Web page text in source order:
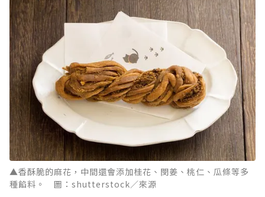
▲香酥脆的麻花，中間還會添加桂花、閔姜、桃仁、瓜條等多
種餡料。 圖：shutterstock／來源